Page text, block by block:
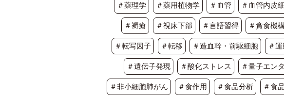
＃薬理学 ＃薬用植物学 ＃血管 ＃血管内皮
＃褥瘡 ＃視床下部 ＃言語習得 ＃貪食機
＃転写因子 ＃転移 ＃造血幹・前駆細胞 ＃
＃遺伝子発現 ＃酸化ストレス ＃量子エン
＃非小細胞肺がん ＃食作用 ＃食品分析 ＃食